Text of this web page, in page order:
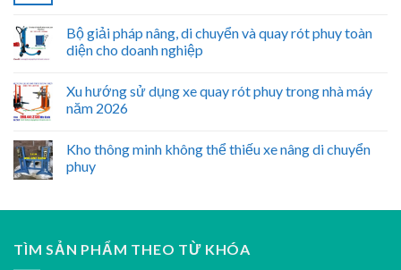
Bộ giải pháp nâng, di chuyển và quay rót phuy toàn
diện cho doanh nghiệp
Xu hướng sử dụng xe quay rót phuy trong nhà máy
năm 2026
Kho thông minh không thể thiếu xe nâng di chuyển
phuy
TÌM SẢN PHẨM THEO TỪ KHÓA